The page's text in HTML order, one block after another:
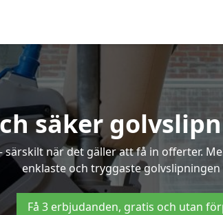
säker
när det gäller att få in offerter.
enklaste och tryggaste golvslipningen
Få 3 erbjudanden, gratis och utan